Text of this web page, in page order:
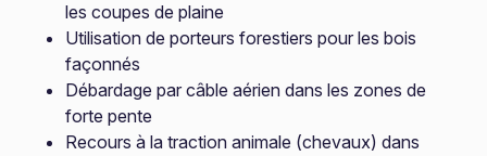
les coupes de plaine
Utilisation de porteurs forestiers pour les bois
façonnés
Débardage par câble aérien dans les zones de
forte pente
Recours à la traction animale (chevaux) dans